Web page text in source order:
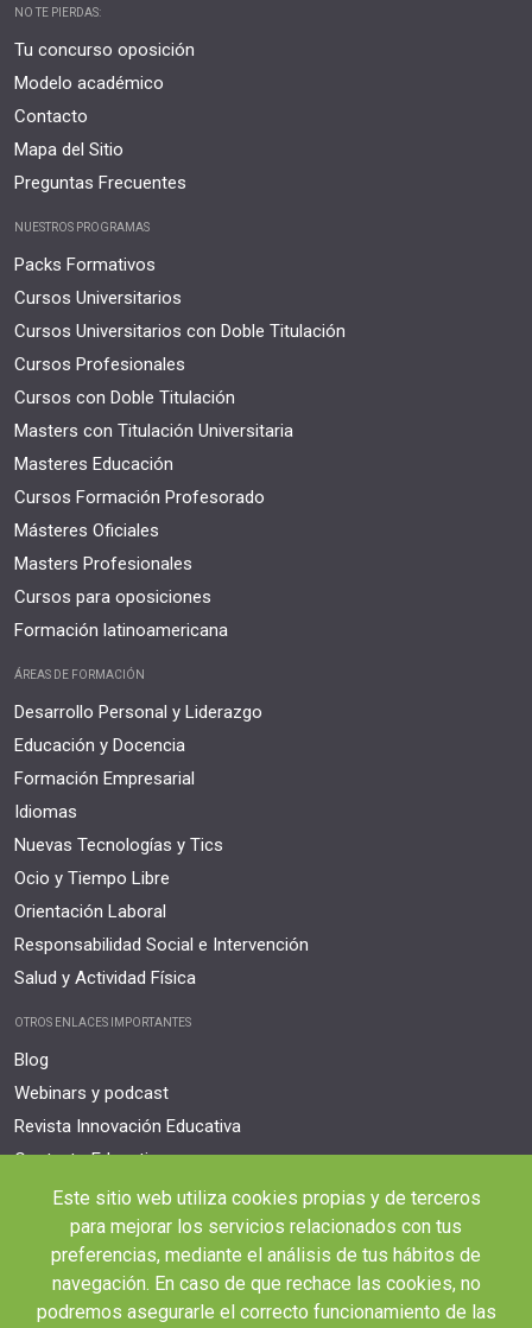
NO TE PIERDAS:
Tu concurso oposición
Modelo académico
Contacto
Mapa del Sitio
Preguntas Frecuentes
NUESTROS PROGRAMAS
Packs Formativos
Cursos Universitarios
Cursos Universitarios con Doble Titulación
Cursos Profesionales
Cursos con Doble Titulación
Masters con Titulación Universitaria
Masteres Educación
Cursos Formación Profesorado
Másteres Oficiales
Masters Profesionales
Cursos para oposiciones
Formación latinoamericana
ÁREAS DE FORMACIÓN
Desarrollo Personal y Liderazgo
Educación y Docencia
Formación Empresarial
Idiomas
Nuevas Tecnologías y Tics
Ocio y Tiempo Libre
Orientación Laboral
Responsabilidad Social e Intervención
Salud y Actividad Física
OTROS ENLACES IMPORTANTES
Blog
Webinars y podcast
Revista Innovación Educativa
Contexto Educativo
Desistir contrato aquí
Tienes 14 días desde tu matriculación para cancelar sin coste y recibir el
reembolso completo.
Este sitio web utiliza cookies propias y de terceros
para mejorar los servicios relacionados con tus
preferencias, mediante el análisis de tus hábitos de
navegación. En caso de que rechace las cookies, no
podremos asegurarle el correcto funcionamiento de las